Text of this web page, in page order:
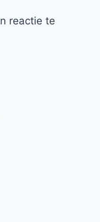
reactie te